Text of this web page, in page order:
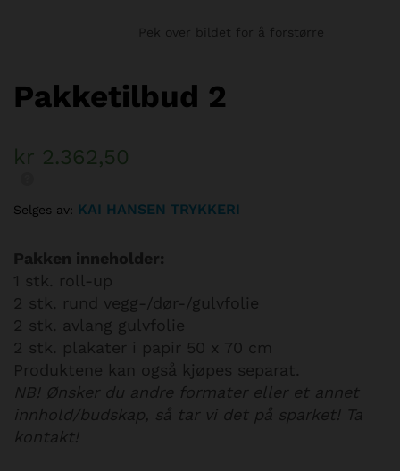
Pek over bildet for å forstørre
Pakketilbud 2
kr 2.362,50
Selges av: KAI HANSEN TRYKKERI
Pakken inneholder:
1 stk. roll-up
2 stk. rund vegg-/dør-/gulvfolie
2 stk. avlang gulvfolie
2 stk. plakater i papir 50 x 70 cm
Produktene kan også kjøpes separat.
NB! Ønsker du andre formater eller et annet
innhold/budskap, så tar vi det på sparket! Ta
kontakt!